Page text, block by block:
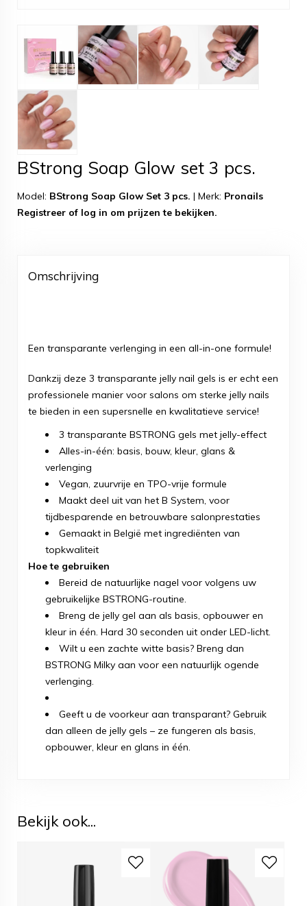
BStrong Soap Glow set 3 pcs.
Model: BStrong Soap Glow Set 3 pcs. | Merk: Pronails
Registreer of log in om prijzen te bekijken.
Omschrijving
Een transparante verlenging in een all-in-one formule!
Dankzij deze 3 transparante jelly nail gels is er echt een
professionele manier voor salons om sterke jelly nails
te bieden in een supersnelle en kwalitatieve service!
3 transparante BSTRONG gels met jelly-effect
Alles-in-één: basis, bouw, kleur, glans &
verlenging
Vegan, zuurvrije en TPO-vrije formule
Maakt deel uit van het B System, voor
tijdbesparende en betrouwbare salonprestaties
Gemaakt in België met ingrediënten van
topkwaliteit
Hoe te gebruiken
Bereid de natuurlijke nagel voor volgens uw
gebruikelijke BSTRONG-routine.
Breng de jelly gel aan als basis, opbouwer en
kleur in één. Hard 30 seconden uit onder LED-licht.
Wilt u een zachte witte basis? Breng dan
BSTRONG Milky aan voor een natuurlijk ogende
verlenging.
Geeft u de voorkeur aan transparant? Gebruik
dan alleen de jelly gels – ze fungeren als basis,
opbouwer, kleur en glans in één.
Bekijk ook...